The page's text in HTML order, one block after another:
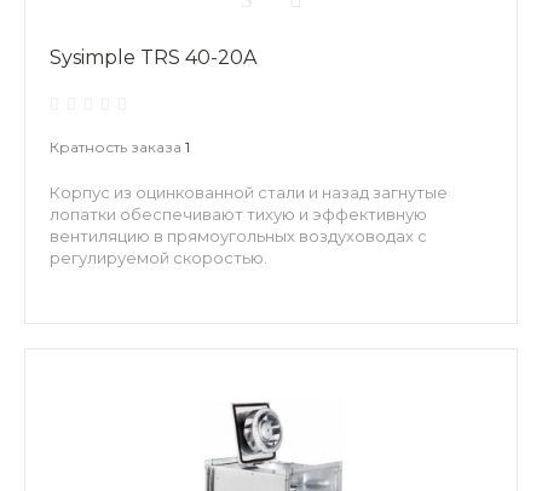
Sysimple TRS 40-20A
Кратность заказа 1
Корпус из оцинкованной стали и назад загнутые
лопатки обеспечивают тихую и эффективную
вентиляцию в прямоугольных воздуховодах с
регулируемой скоростью.